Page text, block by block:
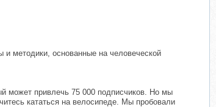
и методики, основанные на человеческой
может привлечь 75 000 подписчиков. Но мы
кататься на велосипеде. Мы пробовали